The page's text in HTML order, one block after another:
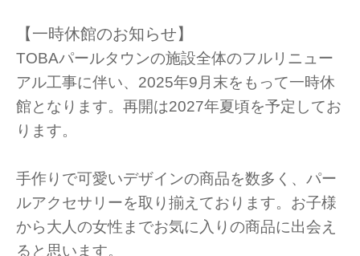
【一時休館のお知らせ】
TOBAパールタウンの施設全体のフルリニュー
アル工事に伴い、2025年9月末をもって一時休
館となります。再開は2027年夏頃を予定してお
ります。
手作りで可愛いデザインの商品を数多く、パー
ルアクセサリーを取り揃えております。お子様
から大人の女性までお気に入りの商品に出会え
ると思います。